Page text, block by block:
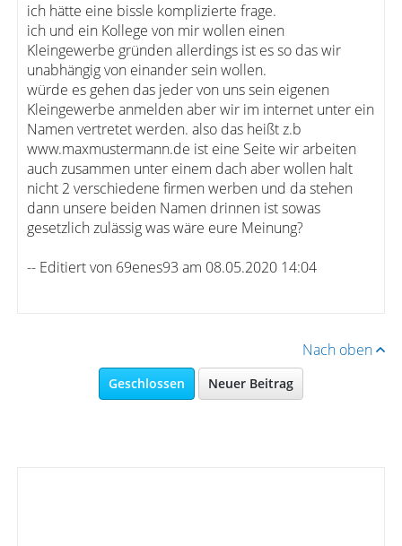
ich hätte eine bissle komplizierte frage.
ich und ein Kollege von mir wollen einen
Kleingewerbe gründen allerdings ist es so das wir
unabhängig von einander sein wollen.
würde es gehen das jeder von uns sein eigenen
Kleingewerbe anmelden aber wir im internet unter ein
Namen vertretet werden. also das heißt z.b
www.maxmustermann.de ist eine Seite wir arbeiten
auch zusammen unter einem dach aber wollen halt
nicht 2 verschiedene firmen werben und da stehen
dann unsere beiden Namen drinnen ist sowas
gesetzlich zulässig was wäre eure Meinung?
-- Editiert von 69enes93 am 08.05.2020 14:04
Nach oben
Geschlossen Neuer Beitrag